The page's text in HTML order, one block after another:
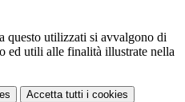
questo utilizzati si avvalgono di
ed utili alle finalità illustrate nella
Accetta tutti i cookies